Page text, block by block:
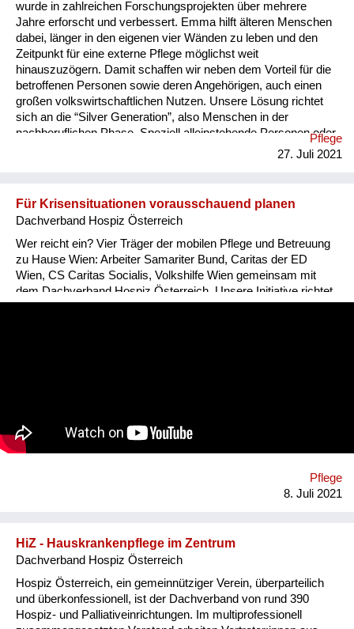
wurde in zahlreichen Forschungsprojekten über mehrere
Jahre erforscht und verbessert. Emma hilft älteren Menschen
dabei, länger in den eigenen vier Wänden zu leben und den
Zeitpunkt für eine externe Pflege möglichst weit
hinauszuzögern. Damit schaffen wir neben dem Vorteil für die
betroffenen Personen sowie deren Angehörigen, auch einen
großen volkswirtschaftlichen Nutzen. Unsere Lösung richtet
sich an die “Silver Generation”, also Menschen in der
nachberuflichen Phase. Speziell alleinstehende Personen oder
Einrichtungen des Betreuten Wohnen zählen zu unserer
geht uns alle an! Wir ermöglichen es, sicher, unabhängig und
länger eigenständig zu wohnen. Wir beziehen verschiedenste
Stak...
Pflege
27. Juli 2021
Für Krisensituationen vorausschauend planen
Dachverband Hospiz Österreich
Wer reicht ein? Vier Träger der mobilen Pflege und Betreuung
zu Hause Wien: Arbeiter Samariter Bund, Caritas der ED
Wien, CS Caritas Socialis, Volkshilfe Wien gemeinsam mit
dem Dachverband Hospiz Österreich. Unsere Initiative richtet
für ein gutes Leben zu Hause, für mögliche Krisensituationen
und wenn das Versterben nah ist. Weiters ist es das Ziel, die
Sicherheit im Handeln zu geben. Die Betreuenden kennen
meist die Wünsche der Klient:innen und wollen in Krisensit...
Pflege
8. Juli 2021
HiZ - Hauskrankenpflege im Zentrum
Dachverband Hospiz Österreich
Hospiz Österreich, ein gemeinnütziger Verein, überparteilich
und überkonfessionell, ist der Dachverband von rund 390
Hospiz- und Palliativeinrichtungen. Im multiprofessionell